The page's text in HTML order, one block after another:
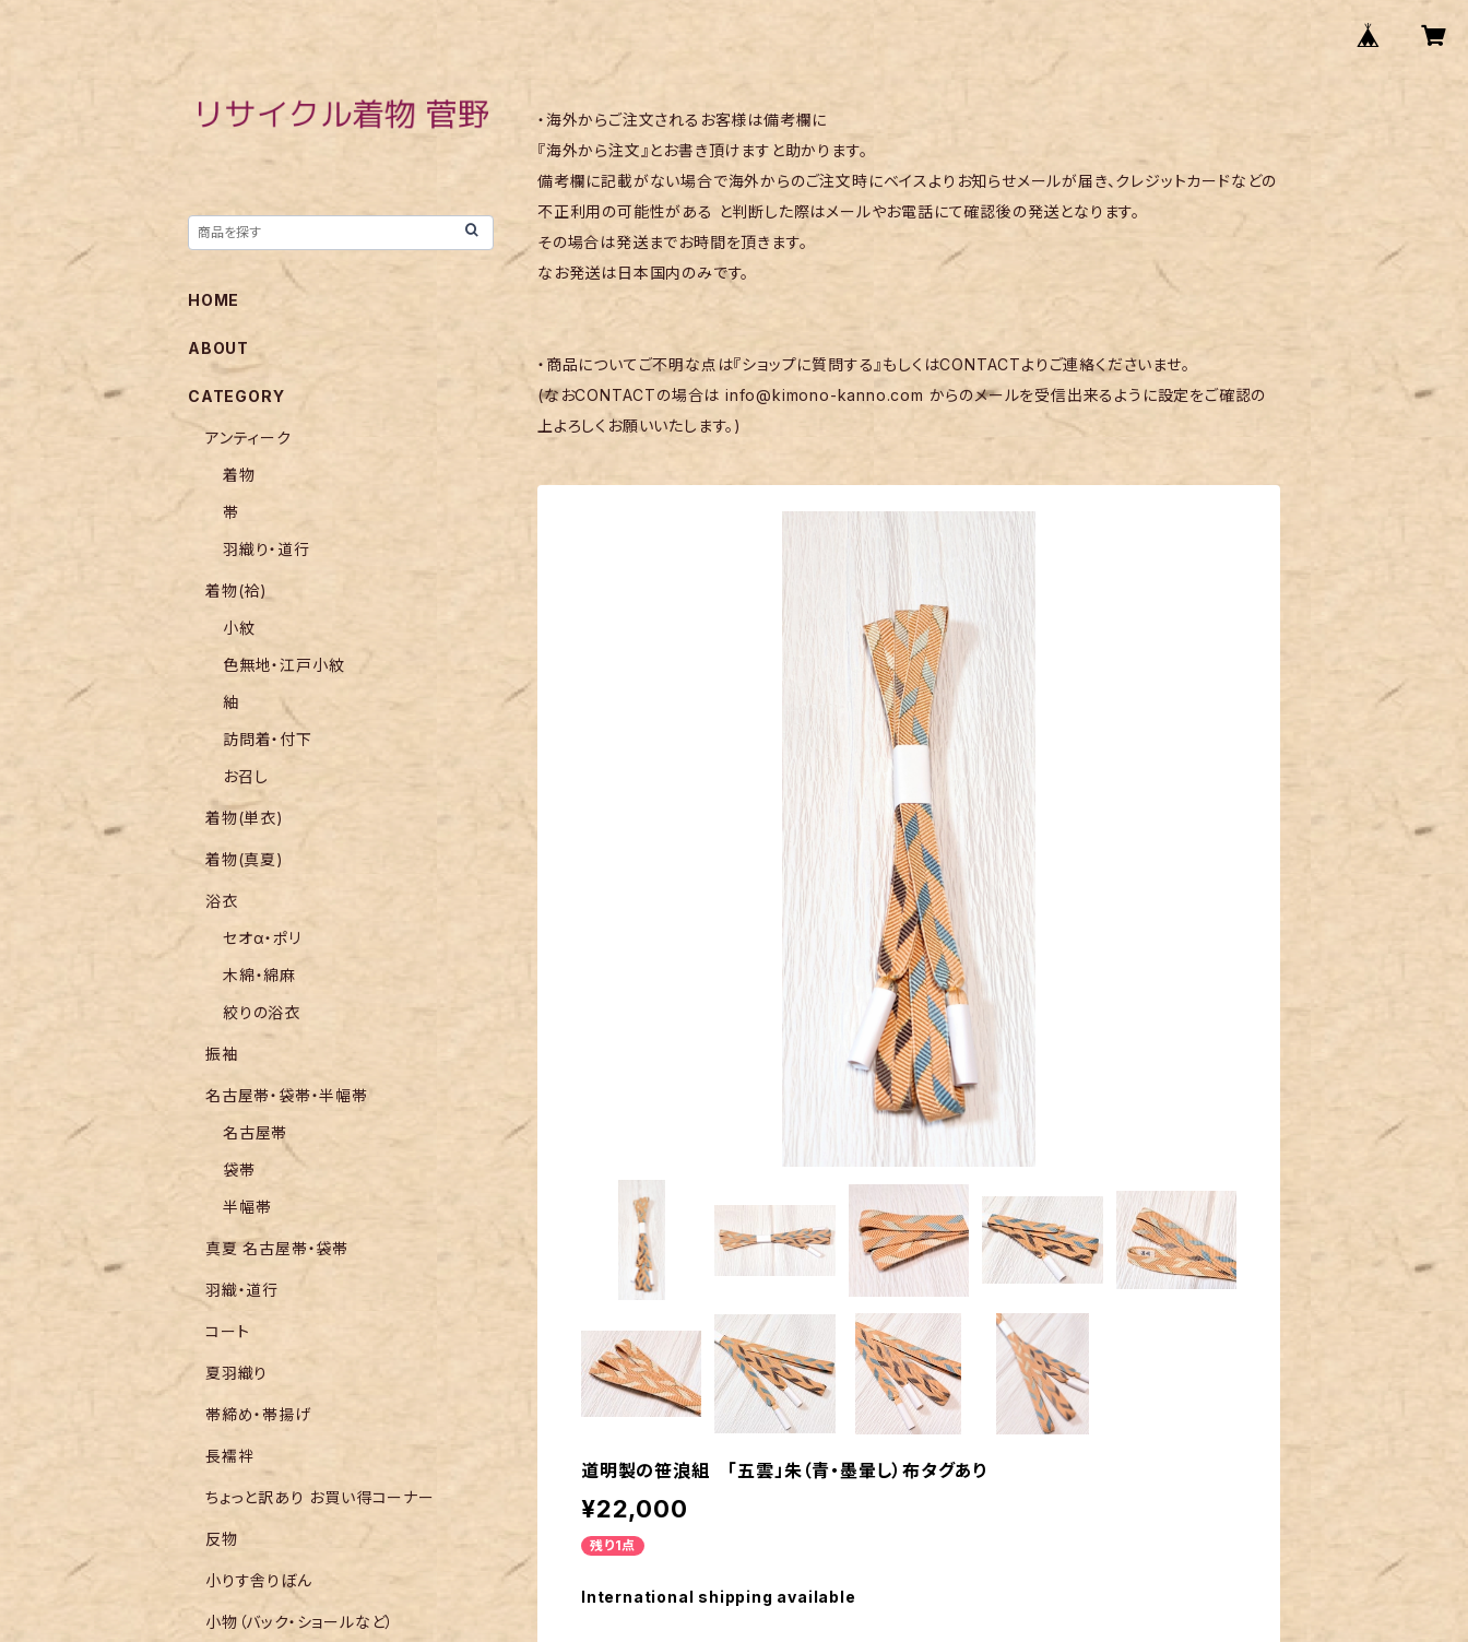
・海外からご注文されるお客様は備考欄に
『海外から注文』とお書き頂けますと助かります。
備考欄に記載がない場合で海外からのご注文時にベイスよりお知らせメールが届き、クレジットカードなどの
不正利用の可能性がある と判断した際はメールやお電話にて確認後の発送となります。
その場合は発送までお時間を頂きます。
なお発送は日本国内のみです。
・商品についてご不明な点は『ショップに質問する』もしくはCONTACTよりご連絡くださいませ。
(なおCONTACTの場合はinfo@kimono-kanno.com からのメールを受信出来るように設定をご確認の
上よろしくお願いいたします。)
道明製の笹浪組 「五雲」朱（青・墨暈し）布タグあり
¥22,000
残り1点
International shipping available
HOME
ABOUT
CATEGORY
アンティーク
着物
帯
羽織り・道行
着物(袷)
小紋
色無地・江戸小紋
紬
訪問着・付下
お召し
着物(単衣)
着物(真夏)
浴衣
セオα・ポリ
木綿・綿麻
絞りの浴衣
振袖
名古屋帯・袋帯・半幅帯
名古屋帯
袋帯
半幅帯
真夏 名古屋帯・袋帯
羽織・道行
コート
夏羽織り
帯締め・帯揚げ
長襦袢
ちょっと訳あり お買い得コーナー
反物
小りす舎りぼん
小物（バック・ショールなど）